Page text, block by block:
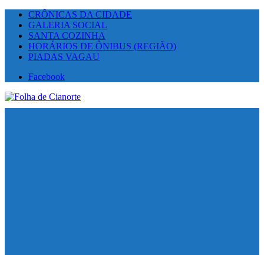
CRÔNICAS DA CIDADE
GALERIA SOCIAL
SANTA COZINHA
HORÁRIOS DE ÔNIBUS (REGIÃO)
PIADAS VAGAU
Facebook